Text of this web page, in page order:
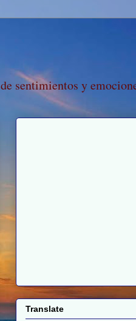
sentimientos y
Translate